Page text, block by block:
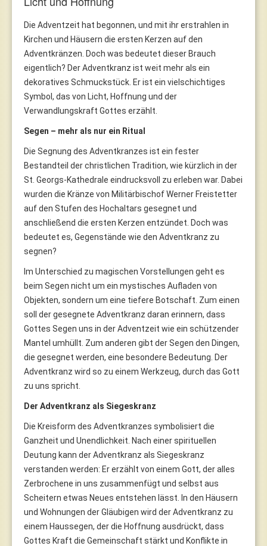
Die Adventzeit hat begonnen, und mit ihr erstrahlen in
Kirchen und Häusern die ersten Kerzen auf den
Adventkränzen. Doch was bedeutet dieser Brauch
eigentlich? Der Adventkranz ist weit mehr als ein
dekoratives Schmuckstück. Er ist ein vielschichtiges
Symbol, das von Licht, Hoffnung und der
Verwandlungskraft Gottes erzählt.
Segen – mehr als nur ein Ritual
Die Segnung des Adventkranzes ist ein fester
Bestandteil der christlichen Tradition, wie kürzlich in der
St. Georgs-Kathedrale eindrucksvoll zu erleben war. Dabei
wurden die Kränze von Militärbischof Werner Freistetter
auf den Stufen des Hochaltars gesegnet und
anschließend die ersten Kerzen entzündet. Doch was
bedeutet es, Gegenstände wie den Adventkranz zu
segnen?
Im Unterschied zu magischen Vorstellungen geht es
beim Segen nicht um ein mystisches Aufladen von
Objekten, sondern um eine tiefere Botschaft. Zum einen
soll der gesegnete Adventkranz daran erinnern, dass
Gottes Segen uns in der Adventzeit wie ein schützender
Mantel umhüllt. Zum anderen gibt der Segen den Dingen,
die gesegnet werden, eine besondere Bedeutung. Der
Adventkranz wird so zu einem Werkzeug, durch das Gott
zu uns spricht.
Der Adventkranz als Siegeskranz
Die Kreisform des Adventkranzes symbolisiert die
Ganzheit und Unendlichkeit. Nach einer spirituellen
Deutung kann der Adventkranz als Siegeskranz
verstanden werden: Er erzählt von einem Gott, der alles
Zerbrochene in uns zusammenfügt und selbst aus
Scheitern etwas Neues entstehen lässt. In den Häusern
und Wohnungen der Gläubigen wird der Adventkranz zu
einem Haussegen, der die Hoffnung ausdrückt, dass
Gottes Kraft die Gemeinschaft stärkt und Konflikte in